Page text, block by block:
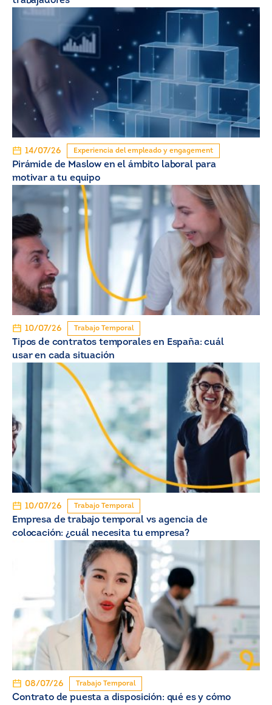
14/07/26 Experiencia del empleado y engagement
Pirámide de Maslow en el ámbito laboral para
motivar a tu equipo
10/07/26 Trabajo Temporal
Tipos de contratos temporales en España: cuál
usar en cada situación
10/07/26 Trabajo Temporal
Empresa de trabajo temporal vs agencia de
colocación: ¿cuál necesita tu empresa?
08/07/26 Trabajo Temporal
Contrato de puesta a disposición: qué es y cómo